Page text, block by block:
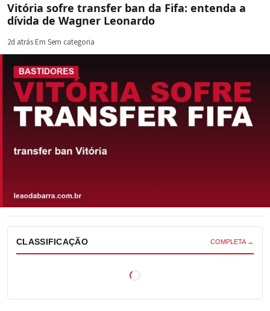
Vitória sofre transfer ban da Fifa: entenda a
dívida de Wagner Leonardo
2d atrás·Em Sem categoria
CLASSIFICAÇÃO COMPLETA →